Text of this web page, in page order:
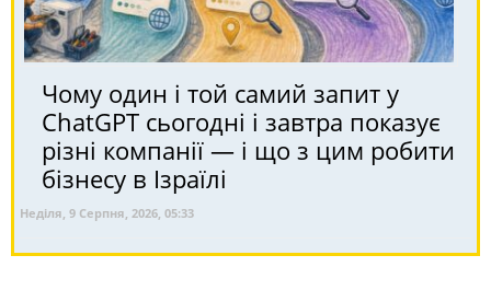
Чому один і той самий запит у
ChatGPT сьогодні і завтра показує
різні компанії — і що з цим робити
бізнесу в Ізраїлі
Неділя, 9 Серпня, 2026, 05:33